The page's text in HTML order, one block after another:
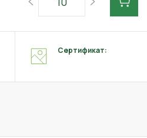
Сертификат: